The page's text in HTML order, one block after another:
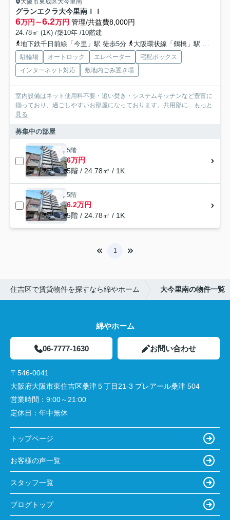
大阪市東成区大今里南
グランエクラ大今里南ＩＩ
6万円～6.2万円 管理/共益費8,000円
24.78㎡ (1K) /築10年 /10階建
地下鉄千日前線「今里」駅 徒歩5分
大阪環状線「鶴橋」駅 徒歩18分
駐輪場 オートロック エレベーター
宅配ボックス
インターネット対応
敷地内ごみ置き場
室内設備はネット使用料不要・追い焚き・システムキッチンなど豊富に
揃っており、過ごしやすいお部屋になっております。共用部に... もっと
見る
募集中の部屋
5階
6万円
5階 / 24.78㎡ / 1K
5階
6.2万円
5階 / 24.78㎡ / 1K
1
住吉区で賃貸物件を探すなら綿やホーム 大今里南の物件一覧
綿やホーム
06-7777-1630 お問い合わせ
〒546-0041
大阪府大阪市東住吉区桑津５丁目21-3 プレアール桑津 504
営業時間： 9:00～21:00
定休日： 年中無休
トップページ
お客様の声一覧
スタッフ一覧
ブログトップ